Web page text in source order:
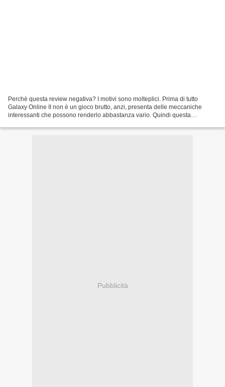
Perchè questa review negativa? I motivi sono molteplici. Prima di tutto
Galaxy Online II non è un gioco brutto, anzi, presenta delle meccaniche
interessanti che possono renderlo abbastanza vario. Quindi questa
Pubblicità